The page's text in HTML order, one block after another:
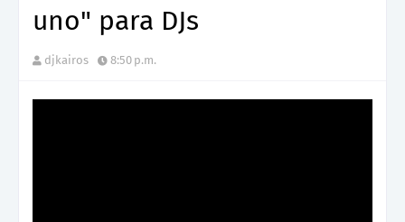
uno" para DJs
djkairos 8:50 p.m.